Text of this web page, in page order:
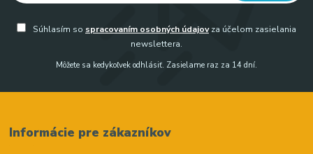
Súhlasím so spracovaním osobných údajovza účelom zasielania
newslettera.
Môžete sa kedykoľvek odhlásiť. Zasielame raz za 14 dní.
Informácie pre zákazníkov